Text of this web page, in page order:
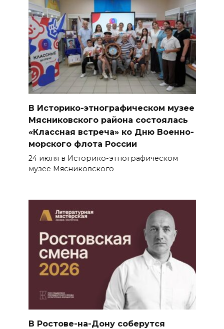
В Историко-этнографическом музее
Мясниковского района состоялась
«Классная встреча» ко Дню Военно-
морского флота России
24 июля в Историко-этнографическом
музее Мясниковского
В Ростове-на-Дону соберутся